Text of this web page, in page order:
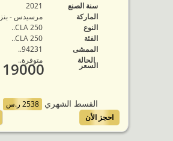
سنة الصنع
2021
الماركة
مرسيدس -
النوع
CLA 250..
الفئة
CLA 250..
الممشى
94231..
الحالة
متوفرة‬..
السعر 119000
القسط الشهري 2538 ر.س
احجز الأن